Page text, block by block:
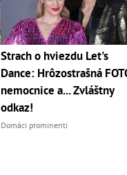
Strach o hviezdu Let's
Dance: Hrôzostrašná
nemocnice a... Zvláštny
odkaz!
Domáci prominenti